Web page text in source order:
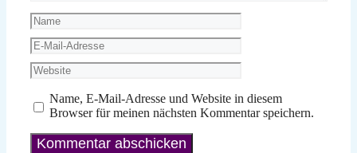
Name
E-
Mail-
Adresse
Website
Name, E-Mail-Adresse und Website in diesem
Browser für meinen nächsten Kommentar speichern.